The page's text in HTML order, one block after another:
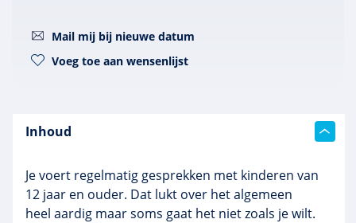
Mail mij bij nieuwe datum
Voeg toe aan wensenlijst
Inhoud
Je voert regelmatig gesprekken met kinderen van
12 jaar en ouder. Dat lukt over het algemeen
heel aardig maar soms gaat het niet zoals je wilt.